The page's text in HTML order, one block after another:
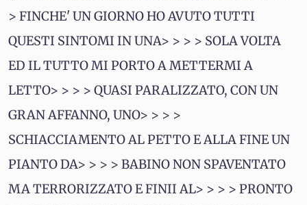
> FINCHE' UN GIORNO HO AVUTO TUTTI
QUESTI SINTOMI IN UNA> > > > SOLA VOLTA
ED IL TUTTO MI PORTO A METTERMI A
LETTO> > > > QUASI PARALIZZATO, CON UN
GRAN AFFANNO, UNO> > > >
SCHIACCIAMENTO AL PETTO E ALLA FINE UN
PIANTO DA> > > > BABINO NON SPAVENTATO
MA TERRORIZZATO E FINII AL> > > > PRONTO